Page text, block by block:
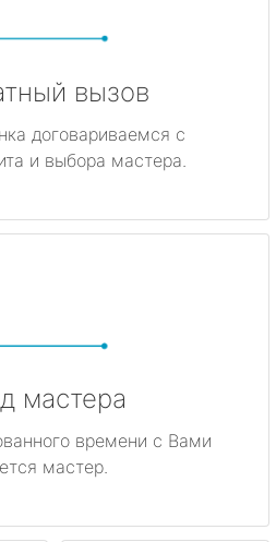
вызов
договариваемся с
и выбора мастера.
мастера
времени с Вами
мастер.